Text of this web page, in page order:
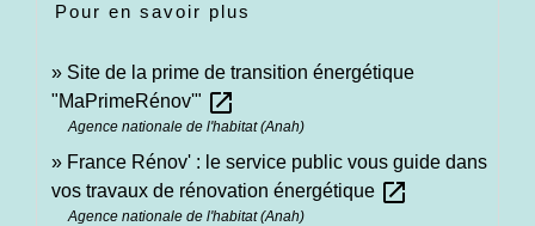
Pour en savoir plus
Site de la prime de transition énergétique
"MaPrimeRénov'" open_in_new
Agence nationale de l'habitat (Anah)
France Rénov' : le service public vous guide dans
vos travaux de rénovation énergétique open_in_new
Agence nationale de l'habitat (Anah)